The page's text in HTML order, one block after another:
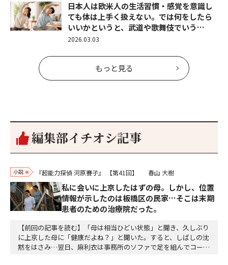
日本人は欧米人の生活習慣・感覚を意識し
ても体は上手く扱えない。では何をしたら
いいかというと、武道や歌舞伎でいう…
2026.03.03
もっと見る
編集部イチオシ記事
小説 『超能力探偵 河原賽子』 【第41回】 春山 大樹
私に会いに上京したはずの母。しかし、位置
情報が示したのは板橋区の民家…そこは末期
患者のための治療院だった。
【前回の記事を読む】「母は相当ひどい状態」と聞き、久しぶり
に上京した母に「健康だよね？」と聞いた。すると、しばしの沈
黙をはさみ…翌日、麻利衣は事務所のソファで足を組んでコーヒ